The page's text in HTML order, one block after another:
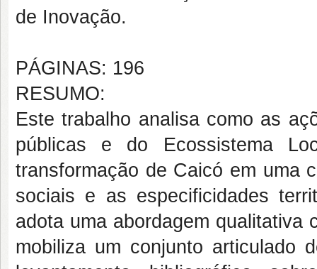
de Inovação.
PÁGINAS: 196
RESUMO:
Este trabalho analisa como as
públicas e do Ecossistema
transformação de Caicó em uma
sociais e as especificidades
adota uma abordagem qualitativa
mobiliza um conjunto articulado